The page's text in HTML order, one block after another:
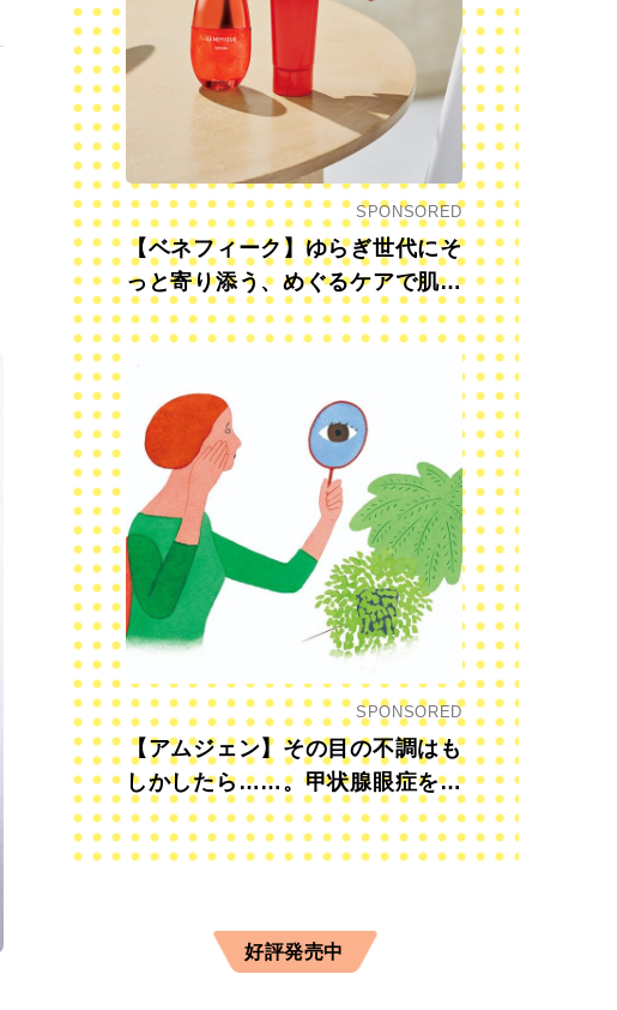
SPONSORED
【ベネフィーク】ゆらぎ世代にそ
っと寄り添う、めぐるケアで肌も
心も前向きに
SPONSORED
【アムジェン】その目の不調はも
しかしたら……。甲状腺眼症を知
っていますか？
好評発売中